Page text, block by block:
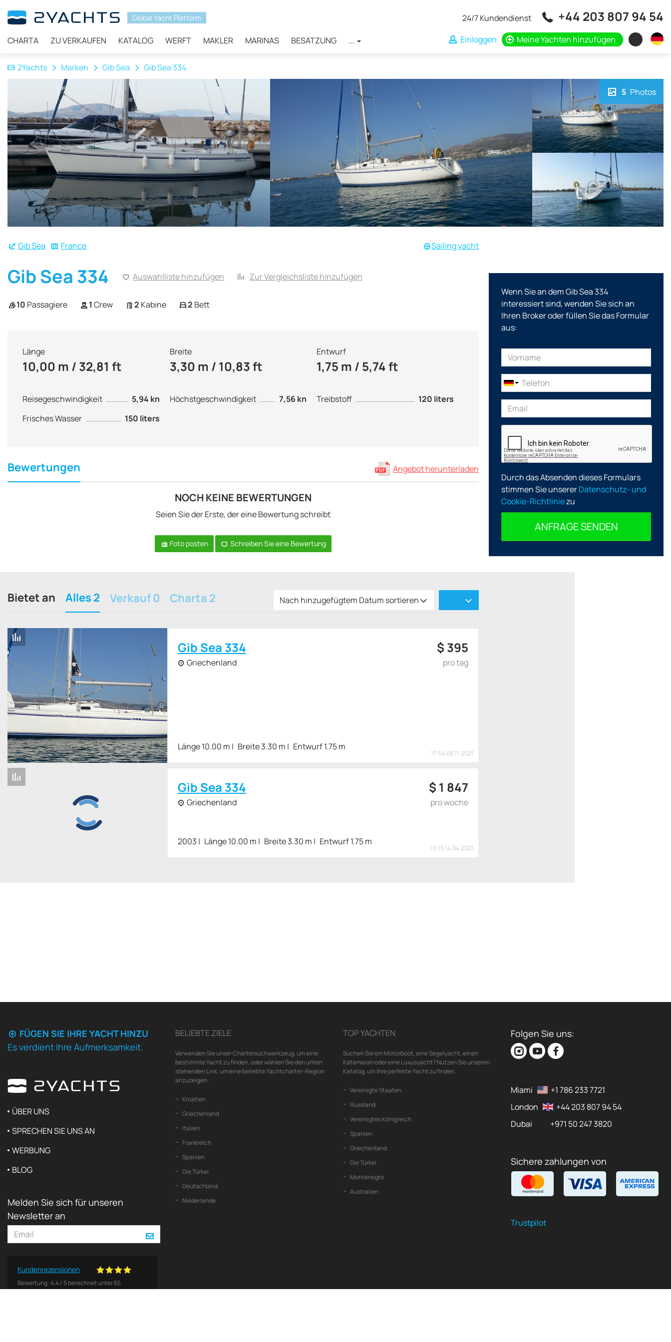
Global Yacht Platform
CHARTA ZU VERKAUFEN KATALOG WERFT MAKLER MARINAS BESATZUNG ...
24/7 Kundendienst +44 203 807 94 54
Einloggen Meine Yachten hinzufügen
2Yachts Marken Gib Sea Gib Sea 334
5 Photos
Gib Sea France Sailing yacht
Gib Sea 334 Auswahlliste hinzufügen Zur Vergleichsliste hinzufügen
10 Passagiere 1 Crew 2 Kabine 2 Bett
Länge
10,00 m / 32,81 ft
Breite
3,30 m / 10,83 ft
Entwurf
1,75 m / 5,74 ft
Reisegeschwindigkeit 5,94 kn Höchstgeschwindigkeit 7,56 kn Treibstoff
120 liters
Frisches Wasser
150 liters
Angebot herunterladen
Bewertungen
NOCH KEINE BEWERTUNGEN
Seien Sie der Erste, der eine Bewertung schreibt
Foto posten Schreiben Sie eine Bewertung
Bietet an Alles 2 Verkauf 0 Charta 2 Nach hinzugefügtem Datum sortieren
Gib Sea 334
Griechenland
Länge 10.00 m Breite 3.30 m Entwurf 1.75 m
$ 395
pro tag
17:54 08.11.2021
Gib Sea 334
Griechenland
2003 Länge 10.00 m Breite 3.30 m Entwurf 1.75 m
$ 1 847
pro woche
10:13 14.04.2021
Wenn Sie an dem Gib Sea 334
interessiert sind, wenden Sie sich an
Ihren Broker oder füllen Sie das Formular
aus:
Durch das Absenden dieses Formulars
stimmen Sie unsererDatenschutz- und
Cookie-Richtliniezu
ANFRAGE SENDEN
FÜGEN SIE IHRE YACHT HINZU
Es verdient Ihre Aufmerksamkeit.
ÜBER UNS
SPRECHEN SIE UNS AN
WERBUNG
BLOG
Melden Sie sich für unseren
Newsletter an
Kundenrezensionen
Bewertung:4.4/ 5berechnet unter65
Bewertungen
BELIEBTE ZIELE
Verwenden Sie unser Chartersuchwerkzeug, um eine
bestimmte Yacht zu finden, oder wählen Sie den unten
stehenden Link, um eine beliebte Yachtcharter-Region
anzuzeigen.
Kroatien
Griechenland
Italien
Frankreich
Spanien
Die Türkei
Deutschland
Niederlande
TOP YACHTEN
Suchen Sie ein Motorboot, eine Segelyacht, einen
Katamaran oder eine Luxusyacht? Nutzen Sie unseren
Katalog, um Ihre perfekte Yacht zu finden.
Vereinigte Staaten
Russland
Vereinigtes Königreich
Spanien
Griechenland
Die Türkei
Montenegro
Australien
Folgen Sie uns:
Miami
+1 786 233 7721
London
+44 203 807 94 54
Dubai
+971 50 247 3820
Sichere zahlungen von
Trustpilot